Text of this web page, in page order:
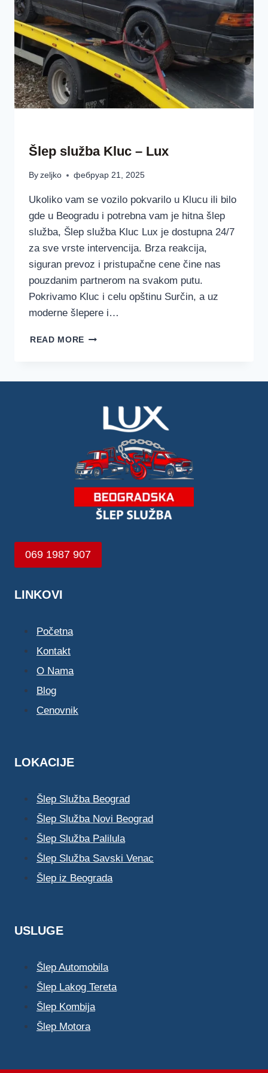
Šlep služba Kluc – Lux
By zeljko фебруар 21, 2025
Ukoliko vam se vozilo pokvarilo u Klucu ili bilo
gde u Beogradu i potrebna vam je hitna šlep
služba, Šlep služba Kluc Lux je dostupna 24/7
za sve vrste intervencija. Brza reakcija,
siguran prevoz i pristupačne cene čine nas
pouzdanim partnerom na svakom putu.
Pokrivamo Kluc i celu opštinu Surčin, a uz
moderne šlepere i…
READ MORE ŠLEP
069 1987 907
LINKOVI
Početna
Kontakt
O Nama
Blog
Cenovnik
LOKACIJE
Šlep Služba Beograd
Šlep Služba Novi Beograd
Šlep Služba Palilula
Šlep Služba Savski Venac
Šlep iz Beograda
USLUGE
Šlep Automobila
Šlep Lakog Tereta
Šlep Kombija
Šlep Motora